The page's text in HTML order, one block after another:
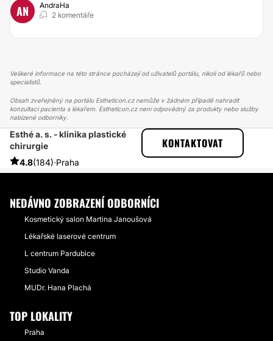
AN
AndraHa
2 komentáře
Veškeré informace na této stránce pocházejí od uživatelů portálu, nikoli od lékařů nebo
specialistů.
Obsah zveřejněný na portálu Estheticon.cz nemůže v žádném případě nahradit
konzultaci pacienta s lékařem. Estheticon.cz není odpovědný za produkty nebo služby
nabízené odborníky.
Esthé a. s. - klinika plastické
chirurgie
4.8(184)·Praha
KONTAKTOVAT
ESTHETICON
PŘÍBĚHY
PŘÍBĚHY TÝKAJÍCÍ SE ZÁKROKU RHINOPLASTIKA
PANA DOCENTA MĚŠŤÁKA MOHU VŠEM JEN DOPORUČIT
NEDÁVNO ZOBRAZENÍ ODBORNÍCI
Kosmetický salon Martina Janoušová
Lékařské laserové centrum
L centrum Pardubice
Studio Vanda
MUDr. Hana Plachá
TOP LOKALITY
Praha